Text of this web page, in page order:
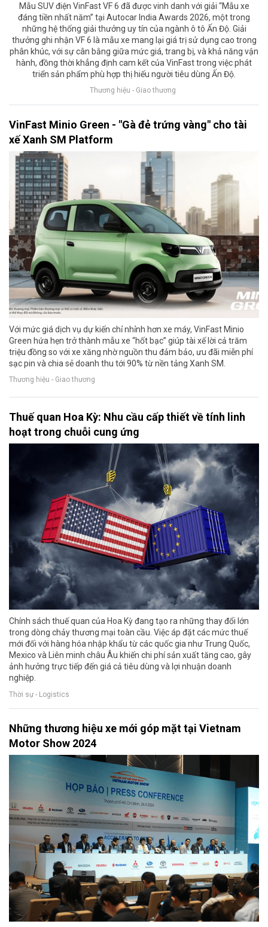
Mẫu SUV điện VinFast VF 6 đã được vinh danh với giải “Mẫu xe
đáng tiền nhất năm” tại Autocar India Awards 2026, một trong
những hệ thống giải thưởng uy tín của ngành ô tô Ấn Độ. Giải
thưởng ghi nhận VF 6 là mẫu xe mang lại giá trị sử dụng cao trong
phân khúc, với sự cân bằng giữa mức giá, trang bị, và khả năng vận
hành, đồng thời khẳng định cam kết của VinFast trong việc phát
triển sản phẩm phù hợp thị hiếu người tiêu dùng Ấn Độ.
Thương hiệu - Giao thương
VinFast Minio Green - "Gà đẻ trứng vàng" cho tài
xế Xanh SM Platform
Với mức giá dịch vụ dự kiến chỉ nhỉnh hơn xe máy, VinFast Minio
Green hứa hẹn trở thành mẫu xe “hốt bạc” giúp tài xế lời cả trăm
triệu đồng so với xe xăng nhờ nguồn thu đảm bảo, ưu đãi miễn phí
sạc pin và chia sẻ doanh thu tới 90% từ nền tảng Xanh SM.
Thương hiệu - Giao thương
Thuế quan Hoa Kỳ: Nhu cầu cấp thiết về tính linh
hoạt trong chuỗi cung ứng
Chính sách thuế quan của Hoa Kỳ đang tạo ra những thay đổi lớn
trong dòng chảy thương mại toàn cầu. Việc áp đặt các mức thuế
mới đối với hàng hóa nhập khẩu từ các quốc gia như Trung Quốc,
Mexico và Liên minh châu Âu khiến chi phí sản xuất tăng cao, gây
ảnh hưởng trực tiếp đến giá cả tiêu dùng và lợi nhuận doanh
nghiệp.
Thời sự - Logistics
Những thương hiệu xe mới góp mặt tại Vietnam
Motor Show 2024